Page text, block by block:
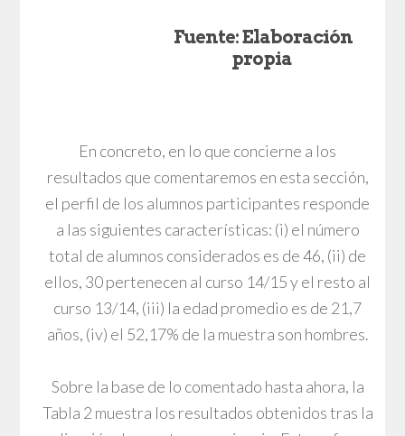
Fuente: Elaboración
propia
En concreto, en lo que concierne a los
resultados que comentaremos en esta sección,
el perfil de los alumnos participantes responde
a las siguientes características: (i) el número
total de alumnos considerados es de 46, (ii) de
ellos, 30 pertenecen al curso 14/15 y el resto al
curso 13/14, (iii) la edad promedio es de 21,7
años, (iv) el 52,17% de la muestra son hombres.
Sobre la base de lo comentado hasta ahora, la
Tabla 2 muestra los resultados obtenidos tras la